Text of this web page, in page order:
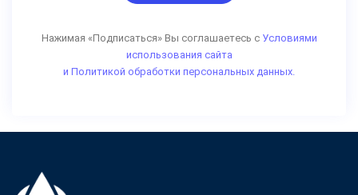
Нажимая «Подписаться» Вы соглашаетесь с Условиями
использования сайта
и Политикой обработки персональных данных.